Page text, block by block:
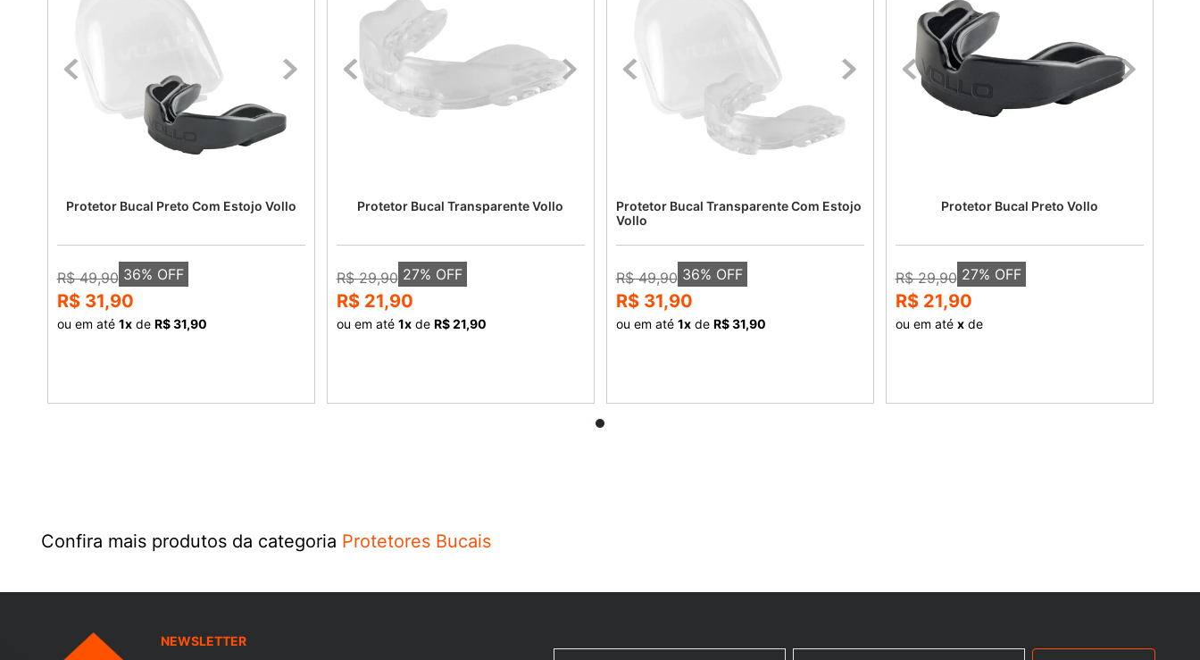
Protetor Bucal Preto Com Estojo Vollo
R$ 49,90 36% OFF
R$ 31,90
ou em até 1xde R$ 31,90
Protetor Bucal Transparente Vollo
R$ 29,90 27% OFF
R$ 21,90
ou em até 1xde R$ 21,90
Protetor Bucal Transparente Com Estojo
Vollo
R$ 49,90 36% OFF
R$ 31,90
ou em até 1xde R$ 31,90
Protetor Bucal Preto Vollo
R$ 29,90 27% OFF
R$ 21,90
ou em até xde
Confira mais produtos da categoria Protetores Bucais
NEWSLETTER